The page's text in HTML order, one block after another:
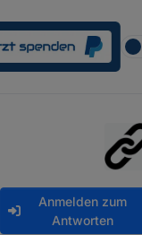
Anmelden zum
Antworten